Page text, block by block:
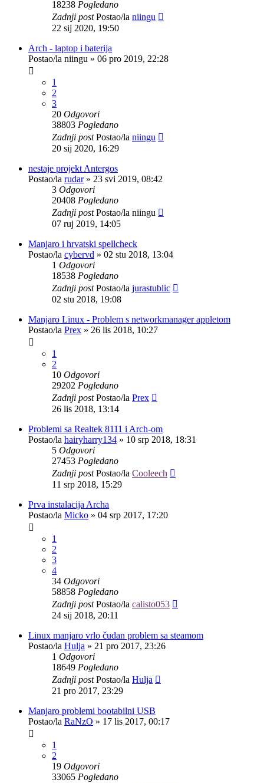
18238 Pogledano
Zadnji postPostao/la niingu
22 sij 2020, 19:50
Arch - laptop i baterija
Postao/la niingu » 06 pro 2019, 22:28
1
2
3
20 Odgovori
38803 Pogledano
Zadnji postPostao/la niingu
20 sij 2020, 16:29
nestaje projekt Antergos
Postao/la rudar» 23 svi 2019, 08:42
3 Odgovori
20408 Pogledano
Zadnji postPostao/la niingu
07 ruj 2019, 14:05
Manjaro i hrvatski spellcheck
Postao/la cybervd » 02 stu 2018, 13:04
1 Odgovori
18538 Pogledano
Zadnji postPostao/la jurastublic
02 stu 2018, 19:08
Manjaro Linux - Problem s networkmanager appletom
Postao/la Prex » 26 lis 2018, 10:27
1
2
10 Odgovori
29202 Pogledano
Zadnji postPostao/la Prex
26 lis 2018, 13:14
Problemi sa Realtek 8111 i Arch-om
Postao/la hairyharry134 » 10 srp 2018, 18:31
5 Odgovori
27453 Pogledano
Zadnji postPostao/la Cooleech
11 srp 2018, 15:29
Prva instalacija Archa
Postao/la Micko » 04 srp 2017, 17:20
1
2
3
4
34 Odgovori
58858 Pogledano
Zadnji postPostao/la calisto053
24 sij 2018, 20:11
Linux manjaro vrlo čudan problem sa steamom
Postao/la Hulja » 21 pro 2017, 23:26
1 Odgovori
18649 Pogledano
Zadnji postPostao/la Hulja
21 pro 2017, 23:29
Manjaro problemi bootabilni USB
Postao/la RaNzO » 17 lis 2017, 00:17
1
2
19 Odgovori
33065 Pogledano